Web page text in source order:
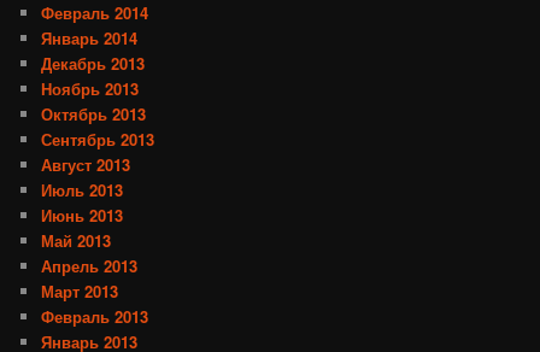
Февраль 2014
Январь 2014
Декабрь 2013
Ноябрь 2013
Октябрь 2013
Сентябрь 2013
Август 2013
Июль 2013
Июнь 2013
Май 2013
Апрель 2013
Март 2013
Февраль 2013
Январь 2013